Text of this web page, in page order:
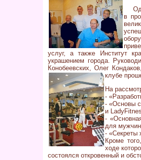
в
услуг, а также Институт
украшением города.
Конобеевских, Олег
клубе
На
-
- «Основы
и
-
для
- «Секреты
Кроме
ходе
состоялся откровенный и